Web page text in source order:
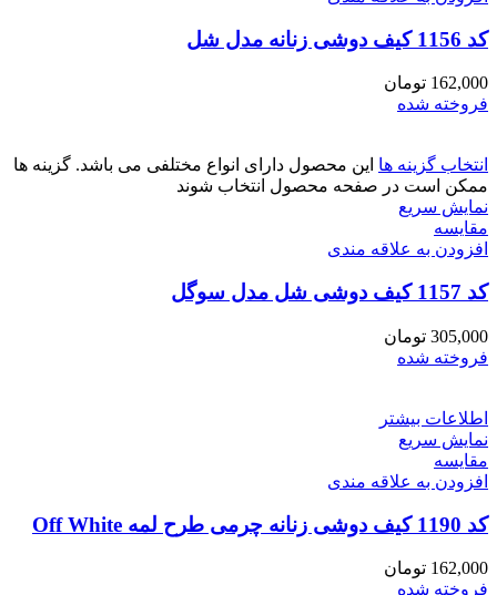
کد 1156 کیف دوشی زنانه مدل شل
162,000 تومان
فروخته شده
انتخاب گزینه ها این محصول دارای انواع مختلفی می باشد. گزینه ها
ممکن است در صفحه محصول انتخاب شوند
نمایش سریع
مقايسه
افزودن به علاقه مندی
کد 1157 کیف دوشی شل مدل سوگل
305,000 تومان
فروخته شده
اطلاعات بیشتر
نمایش سریع
مقايسه
افزودن به علاقه مندی
کد 1190 کیف دوشی زنانه چرمی طرح لمه Off White
162,000 تومان
فروخته شده